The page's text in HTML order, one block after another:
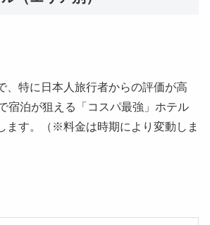
、特に日本人旅行者からの評価が高
宿泊が狙える「コスパ最強」ホテル
ます。（※料金は時期により変動しま